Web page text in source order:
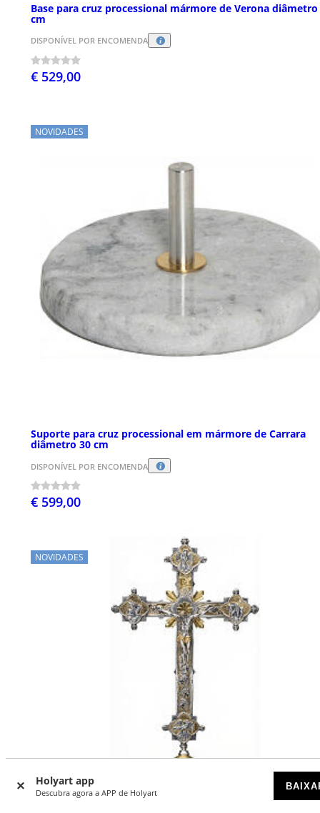
Holyart app
Descubra agora a APP de Holyart
Base para cruz processional mármore de Verona diâmetro
cm
DISPONÍVEL POR ENCOMENDA
€ 529,00
NOVIDADES
Suporte para cruz processional em mármore de Carrara
diâmetro 30 cm
DISPONÍVEL POR ENCOMENDA
€ 599,00
NOVIDADES